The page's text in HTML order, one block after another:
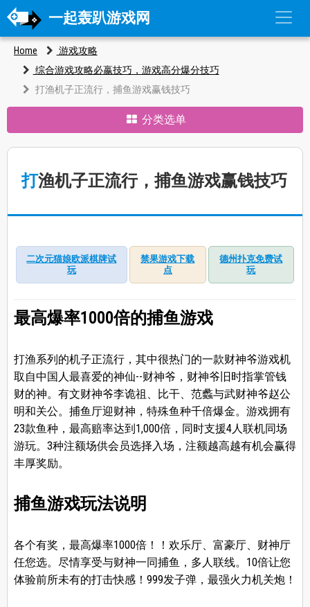
一起轰趴游戏网
Home
游戏攻略
综合游戏攻略必嬴技巧，游戏高分爆分技巧
打渔机子正流行，捕鱼游戏赢钱技巧
分类选单
打渔机子正流行，捕鱼游戏赢钱技巧
二次元猫娘欧派棋牌试
玩
禁果游戏下载
点
德州扑克免费试
玩
最高爆率1000倍的捕鱼游戏
打渔系列的机子正流行，其中很热门的一款财神爷游戏机
取自中国人最喜爱的神仙--财神爷，财神爷旧时指掌管钱
财的神。有文财神爷李诡祖、比干、范蠡与武财神爷赵公
明和关公。捕鱼厅迎财神，特殊鱼种千倍爆金。游戏拥有
23款鱼种，最高赔率达到1,000倍，同时支援4人联机同场
游玩。3种注额场供会员选择入场，注额越高越有机会赢得
丰厚奖励。
捕鱼游戏玩法说明
各个有奖，最高爆率1000倍！！欢乐厅、富豪厅、财神厅
任您选。尽情享受与财神一同捕鱼，多人联线。10倍让您
体验前所未有的打击快感！999发子弹，最强火力机关炮！